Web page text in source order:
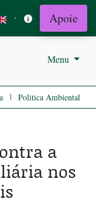
· Apoie
Menu
| Politica Ambiental
a
nos